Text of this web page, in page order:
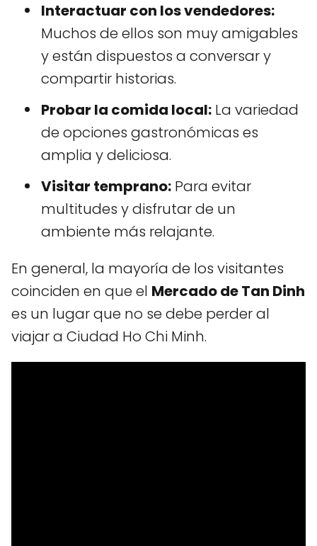
Interactuar con los vendedores:
Muchos de ellos son muy amigables
y están dispuestos a conversar y
compartir historias.
Probar la comida local: La variedad
de opciones gastronómicas es
amplia y deliciosa.
Visitar temprano: Para evitar
multitudes y disfrutar de un
ambiente más relajante.
En general, la mayoría de los visitantes
coinciden en que el Mercado de Tan Dinh
es un lugar que no se debe perder al
viajar a Ciudad Ho Chi Minh.